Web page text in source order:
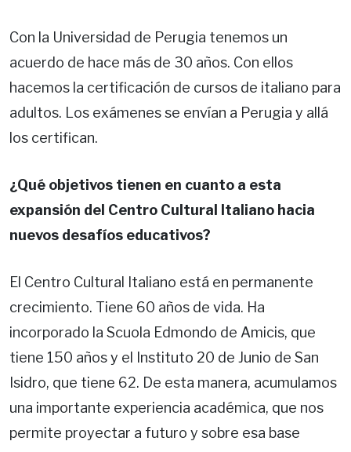
Con la Universidad de Perugia tenemos un
acuerdo de hace más de 30 años. Con ellos
hacemos la certificación de cursos de italiano para
adultos. Los exámenes se envían a Perugia y allá
los certifican.
¿Qué objetivos tienen en cuanto a esta
expansión del Centro Cultural Italiano hacia
nuevos desafíos educativos?
El Centro Cultural Italiano está en permanente
crecimiento. Tiene 60 años de vida. Ha
incorporado la Scuola Edmondo de Amicis, que
tiene 150 años y el Instituto 20 de Junio de San
Isidro, que tiene 62. De esta manera, acumulamos
una importante experiencia académica, que nos
permite proyectar a futuro y sobre esa base